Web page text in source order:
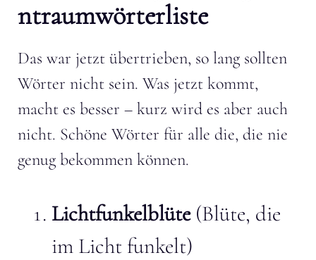
ntraumwörterliste
Das war jetzt übertrieben, so lang sollten
Wörter nicht sein. Was jetzt kommt,
macht es besser – kurz wird es aber auch
nicht. Schöne Wörter für alle die, die nie
genug bekommen können.
Lichtfunkelblüte(Blüte, die
im Licht funkelt)